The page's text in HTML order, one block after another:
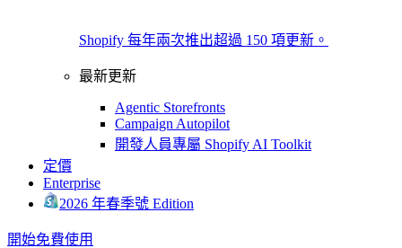
Shopify 每年兩次推出超過 150 項更新。
最新更新
Agentic Storefronts
Campaign Autopilot
開發人員專屬 Shopify AI Toolkit
定價
Enterprise
2026 年春季號 Edition
開始免費使用